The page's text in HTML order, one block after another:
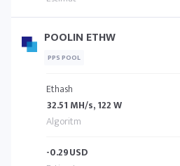
POOLIN ETHW
PPS POOL
Ethash
32.51 MH/s, 122 W
-0.29USD